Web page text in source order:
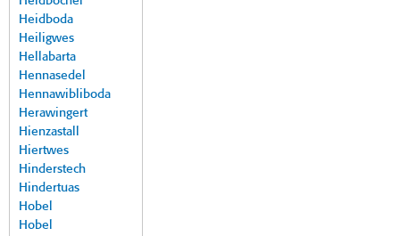
Heidboda
Heiligwes
Hellabarta
Hennasedel
Hennawibliboda
Herawingert
Hienzastall
Hiertwes
Hinderstech
Hindertuas
Hobel
Hobel